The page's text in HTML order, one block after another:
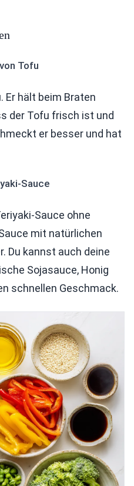
Tofu
Er hält beim Braten
der Tofu frisch ist und
er besser und hat
Sauce
Sauce ohne
mit natürlichen
Du kannst auch deine
Sojasauce, Honig
schnellen Geschmack.